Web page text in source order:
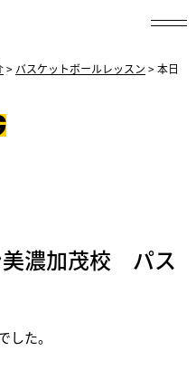
> バスケットボールレッスン >本日
美濃加茂校 パス
た。